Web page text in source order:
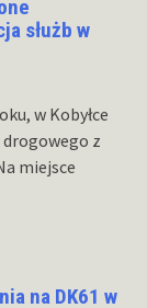
służb w
w Kobyłce
drogowego z
miejsce
na DK61 w